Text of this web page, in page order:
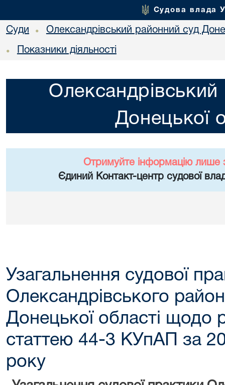
Судова влада
Суди • Олександрівський районний суд
• Показники діяльності
Донецької
Отримуйте інформацію лише
Єдиний Контакт-центр судової
Узагальнення судової
Олександрівського
Донецької області щодо
статтею 44-3 КУпАП за
року